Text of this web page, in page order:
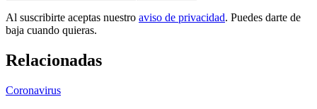
Al suscribirte aceptas nuestro aviso de privacidad. Puedes darte de
baja cuando quieras.
Relacionadas
Coronavirus